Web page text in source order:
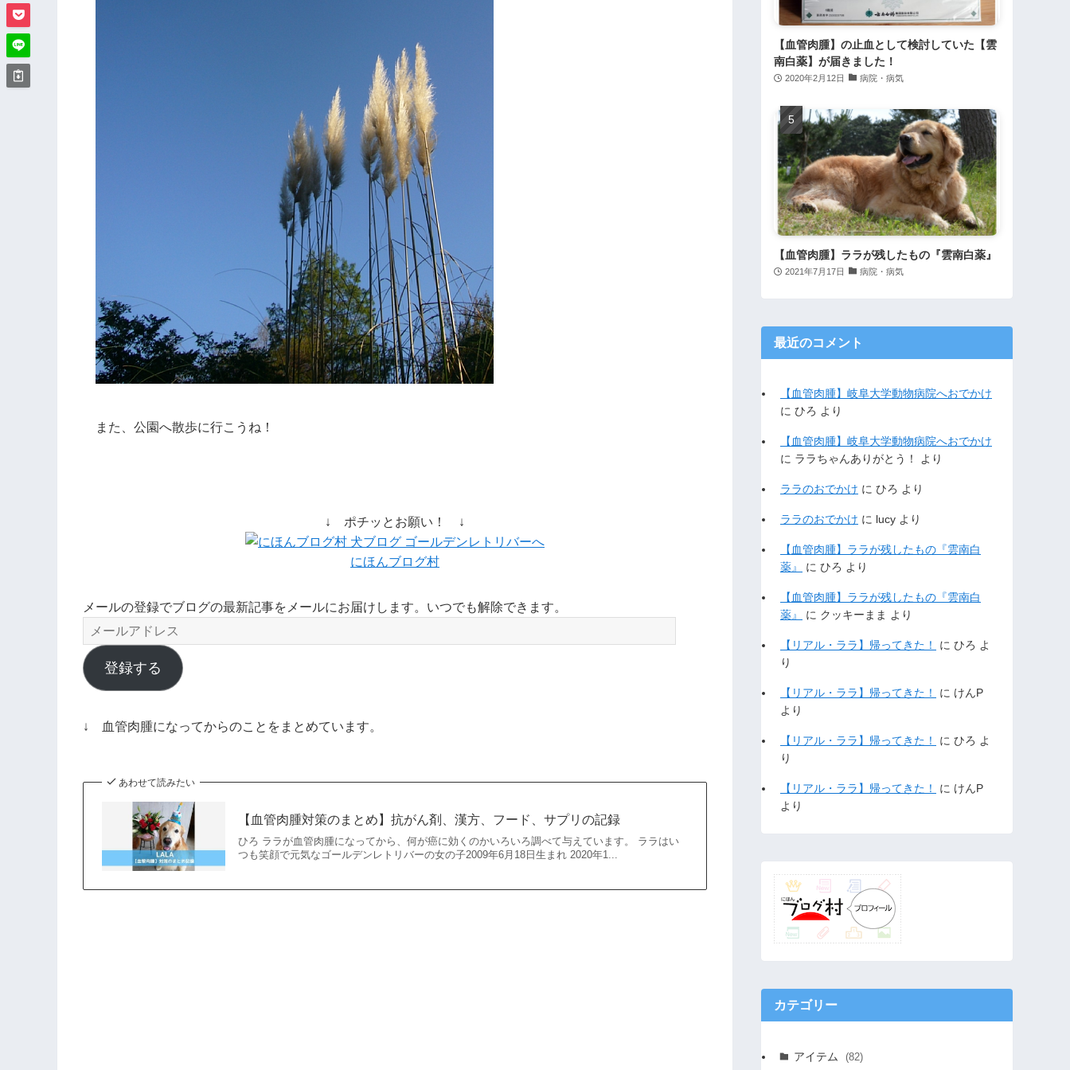
また、公園へ散歩に行こうね！
↓ ポチッとお願い！ ↓
にほんブログ村
メールの登録でブログの最新記事をメールにお届けします。いつでも解除できます。
メ
ー
ル
ア
レ
登録する
↓ 血管肉腫になってからのことをまとめています。
あわせて読みたい
【血管肉腫対策のまとめ】抗がん剤、漢方、フード、サプリの記録
ひろ ララが血管肉腫になってから、何が癌に効くのかいろいろ調べて与えています。 ララはい
つも笑顔で元気なゴールデンレトリバーの女の子2009年6月18日生まれ 2020年1...
【血管肉腫】の止血として検討していた【雲
南白薬】が届きました！
2020年2月12日 病院・病気
【血管肉腫】ララが残したもの『雲南白薬』
2021年7月17日 病院・病気
最近のコメント
【血管肉腫】岐阜大学動物病院へおでかけ
に ひろ より
【血管肉腫】岐阜大学動物病院へおでかけ
に ララちゃんありがとう！ より
ララのおでかけ に ひろ より
ララのおでかけ に lucy より
【血管肉腫】ララが残したもの『雲南白
薬』
に ひろ より
【血管肉腫】ララが残したもの『雲南白
薬』
に クッキーまま より
【リアル・ララ】帰ってきた！ に ひろ よ
り
【リアル・ララ】帰ってきた！ に けんP
より
【リアル・ララ】帰ってきた！ に ひろ よ
り
【リアル・ララ】帰ってきた！ に けんP
より
カテゴリー
アイテム (82)